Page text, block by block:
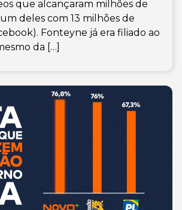
que alcançaram milhões de
deles com 13 milhões de
Fonteyne já era filiado ao
da […]